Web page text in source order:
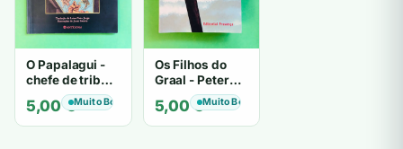
O Papalagui -
chefe de tribo
de tiavéa
5,00€Muito Bom
Os Filhos do
Graal - Peter
Berling
5,00€Muito Bom